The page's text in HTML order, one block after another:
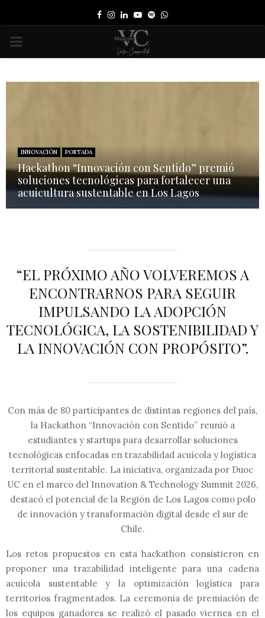
Facebook
Instagram
LinkedinYoutube
SpotifyWhatsapp
PRIMARY
INNOVACIÓN PORTADA
Hackathon “Innovación con Sentido” premió
soluciones tecnológicas para fortalecer una
acuicultura sustentable en Los Lagos
“EL PRÓXIMO AÑO VOLVEREMOS A
ENCONTRARNOS PARA SEGUIR
IMPULSANDO LA ADOPCIÓN
TECNOLÓGICA, LA SOSTENIBILIDAD Y
LA INNOVACIÓN CON PROPÓSITO”.
Con más de 80 participantes de distintas regiones del país,
la Hackathon “Innovación con Sentido” reunió a
estudiantes y startups para desarrollar soluciones
tecnológicas enfocadas en trazabilidad acuícola y logística
territorial sustentable. La iniciativa, organizada por Duoc
UC en el marco del Innovation & Technology Summit 2026,
destacó el potencial de la Región de Los Lagos como polo
de innovación y transformación digital desde el sur de
Chile.
Los retos propuestos en esta hackathon consistieron en
proponer una trazabilidad inteligente para una cadena
acuícola sustentable y la optimización logística para
territorios fragmentados. La ceremonia de premiación de
los equipos ganadores se realizó el pasado viernes en el